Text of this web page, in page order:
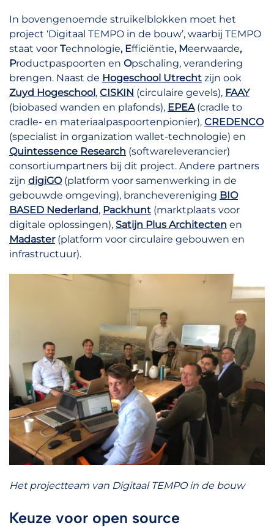
In bovengenoemde struikelblokken moet het
project ‘Digitaal TEMPO in de bouw’, waarbij TEMPO
staat voor Technologie, Efficiëntie, Meerwaarde,
Productpaspoorten en Opschaling, verandering
brengen. Naast de Hogeschool Utrecht zijn ook
Zuyd Hogeschool, CISKIN (circulaire gevels), FAAY
(biobased wanden en plafonds), EPEA(cradle to
cradle- en materiaalpaspoortenpionier), CREDENCO
(specialist in organization wallet-technologie) en
Quintessence Research (softwareleverancier)
consortiumpartners bij dit project. Andere partners
zijn digiGO(platform voor samenwerking in de
gebouwde omgeving), branchevereniging BIO
BASED Nederland, Packhunt (marktplaats voor
digitale oplossingen), Satijn Plus Architecten en
Madaster(platform voor circulaire gebouwen en
infrastructuur).
Het projectteam van Digitaal TEMPO in de bouw
Keuze voor open source